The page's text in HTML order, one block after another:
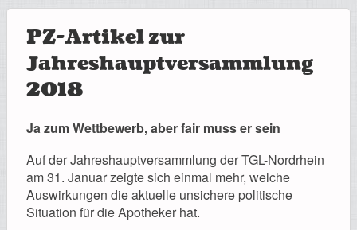
PZ-Artikel zur
Jahreshauptversammlung
2018
Ja zum Wettbewerb, aber fair muss er sein
Auf der Jahreshauptversammlung der TGL-Nordrhein
am 31. Januar zeigte sich einmal mehr, welche
Auswirkungen die aktuelle unsichere politische
Situation für die Apotheker hat.